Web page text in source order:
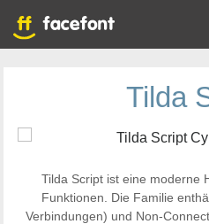
Tilda
Tilda Script ist eine moderne
Funktionen. Die Familie
Verbindungen) und Non-